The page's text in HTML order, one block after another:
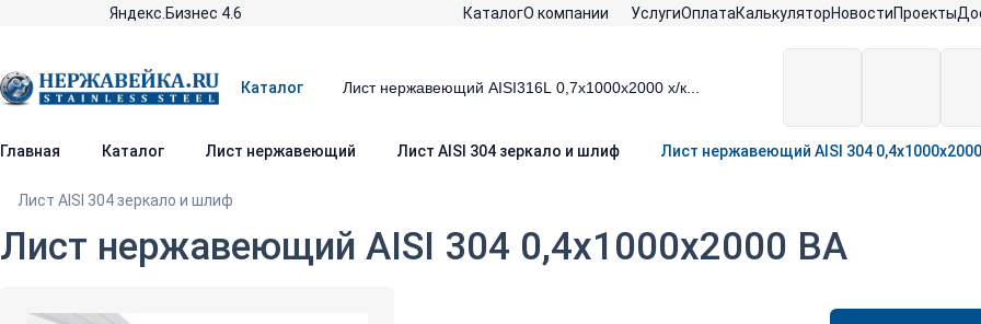
Яндекс.Бизнес 4.6 КаталогО компании УслугиОплатаКалькуляторНовостиПроекты
Каталог
Главная Каталог Лист нержавеющий Лист AISI 304 зеркало и шлиф Лист нержавеющий AISI 304
Лист AISI 304 зеркало и шлиф
Лист нержавеющий AISI 304 0,4х1000х2000 ВА